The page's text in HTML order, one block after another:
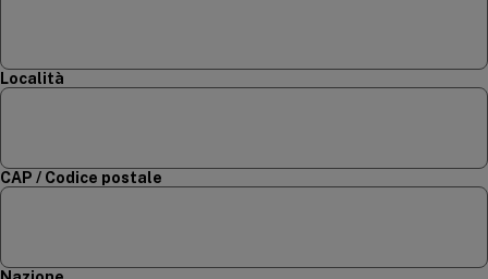
Località
CAP / Codice postale